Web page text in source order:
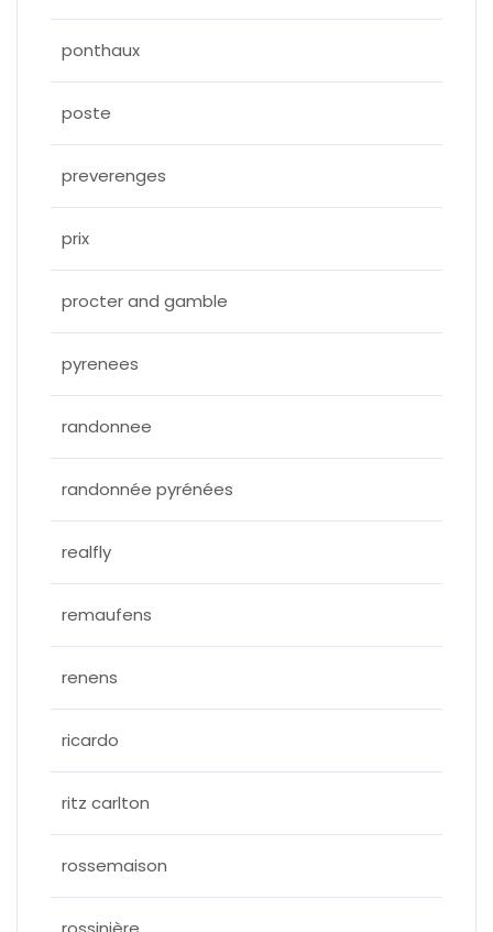
ponthaux
poste
preverenges
prix
procter and gamble
pyrenees
randonnee
randonnée pyrénées
realfly
remaufens
renens
ricardo
ritz carlton
rossemaison